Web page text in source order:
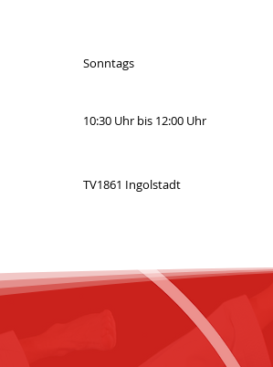
Sonntags
10:30 Uhr bis 12:00 Uhr
TV1861 Ingolstadt